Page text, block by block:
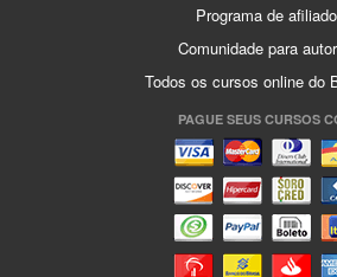
Programa de afiliado
Comunidade para
Todos os cursos online do
PAGUE SEUS CURSOS